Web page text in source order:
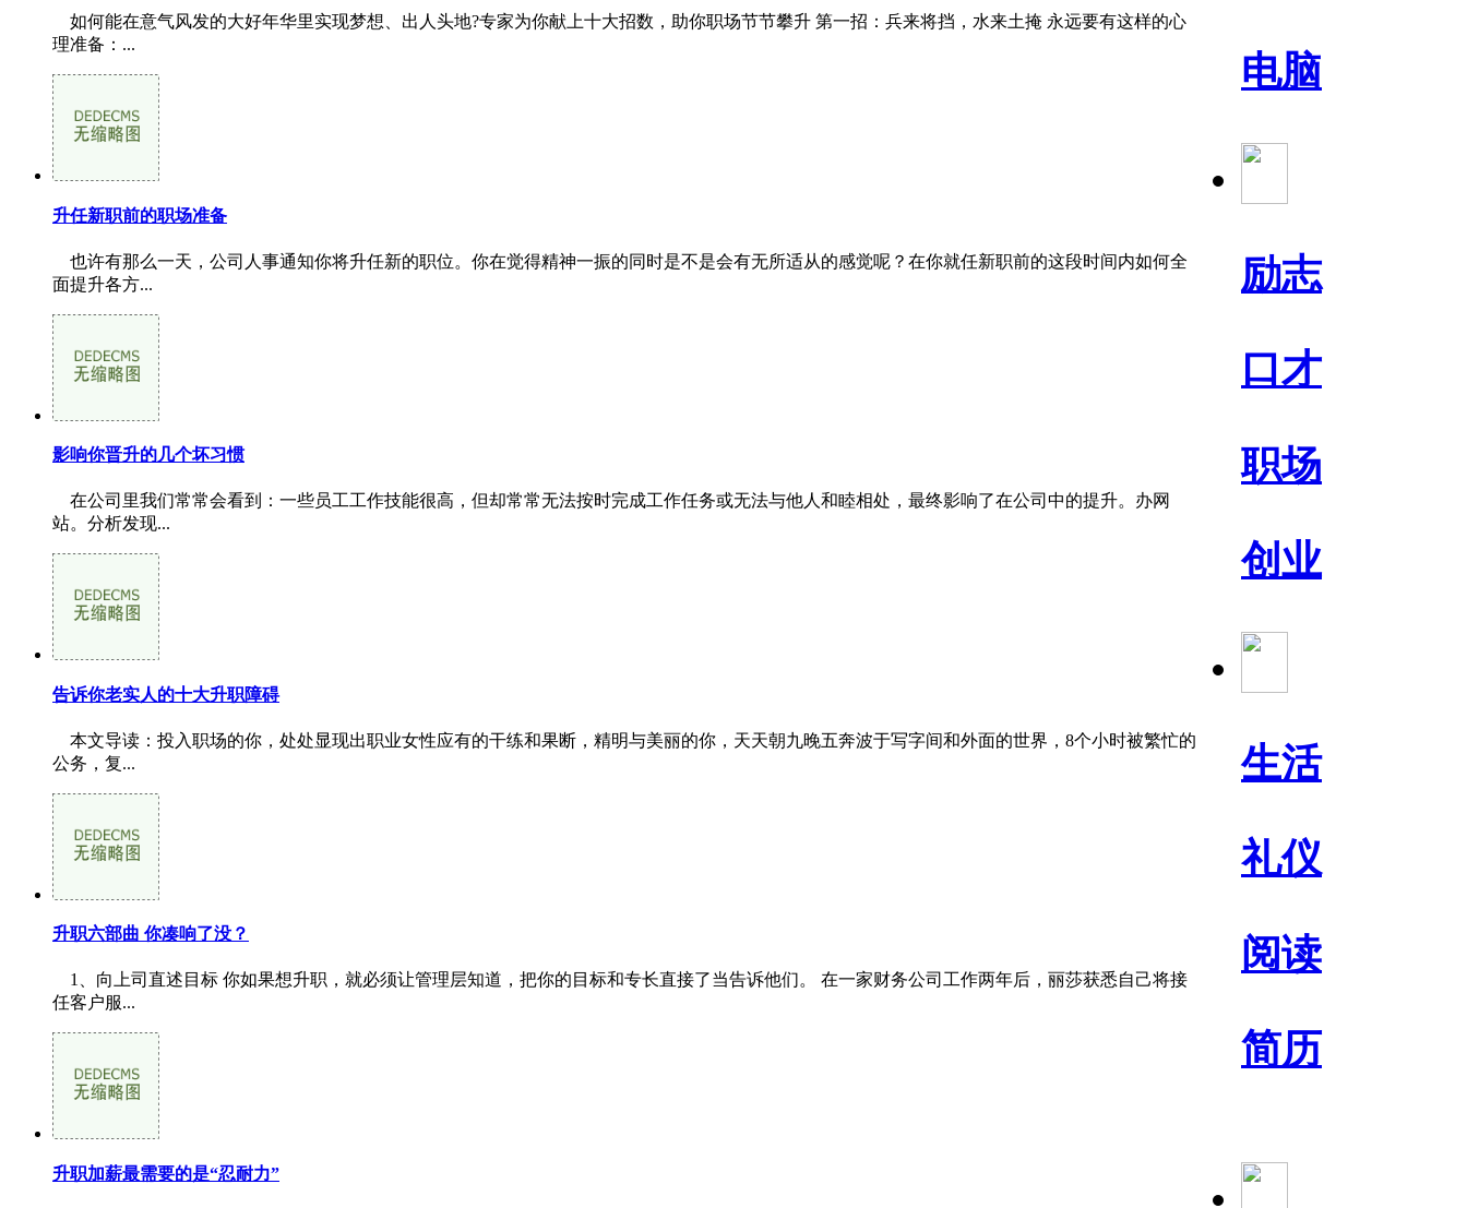
电脑
励志
口才
职场
创业
生活
礼仪
阅读
简历
如何能在意气风发的大好年华里实现梦想、出人头地?专家为你献上十大招数，助你职场节节攀升 第一招：兵来将挡，水来土掩 永远要有这样的心
理准备：...
升任新职前的职场准备
也许有那么一天，公司人事通知你将升任新的职位。你在觉得精神一振的同时是不是会有无所适从的感觉呢？在你就任新职前的这段时间内如何全
面提升各方...
影响你晋升的几个坏习惯
在公司里我们常常会看到：一些员工工作技能很高，但却常常无法按时完成工作任务或无法与他人和睦相处，最终影响了在公司中的提升。办网
站。分析发现...
告诉你老实人的十大升职障碍
本文导读：投入职场的你，处处显现出职业女性应有的干练和果断，精明与美丽的你，天天朝九晚五奔波于写字间和外面的世界，8个小时被繁忙的
公务，复...
升职六部曲 你凑响了没？
1、向上司直述目标 你如果想升职，就必须让管理层知道，把你的目标和专长直接了当告诉他们。 在一家财务公司工作两年后，丽莎获悉自己将接
任客户服...
升职加薪最需要的是“忍耐力”